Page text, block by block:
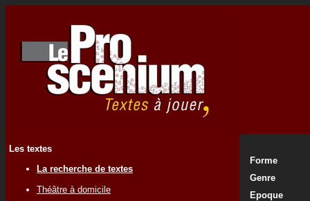
Les textes
La recherche de textes
Théâtre à domicile
Forme
Genre
Epoque